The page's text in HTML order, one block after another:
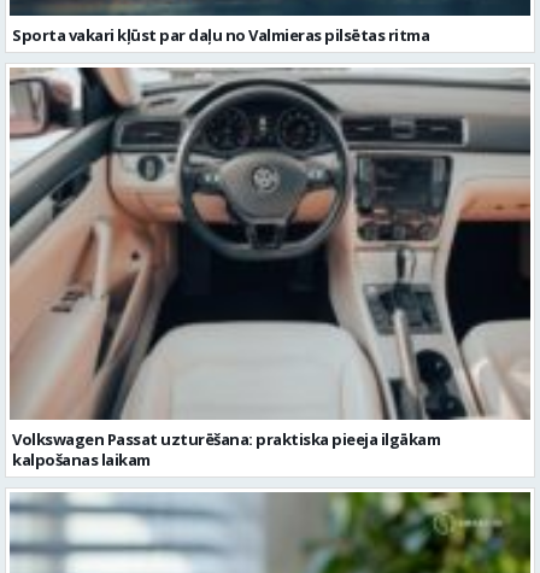
Sporta vakari kļūst par daļu no Valmieras pilsētas ritma
Volkswagen Passat uzturēšana: praktiska pieeja ilgākam
kalpošanas laikam